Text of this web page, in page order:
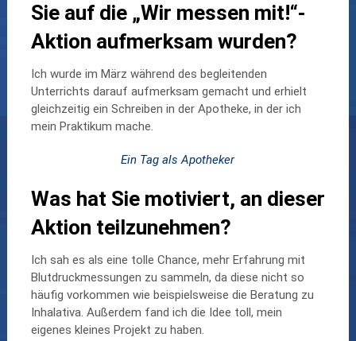
Sie auf die „Wir messen mit!“-
Aktion aufmerksam wurden?
Ich wurde im März während des begleitenden
Unterrichts darauf aufmerksam gemacht und erhielt
gleichzeitig ein Schreiben in der Apotheke, in der ich
mein Praktikum mache.
Ein Tag als Apotheker
Was hat Sie motiviert, an dieser
Aktion teilzunehmen?
Ich sah es als eine tolle Chance, mehr Erfahrung mit
Blutdruckmessungen zu sammeln, da diese nicht so
häufig vorkommen wie beispielsweise die Beratung zu
Inhalativa. Außerdem fand ich die Idee toll, mein
eigenes kleines Projekt zu haben.